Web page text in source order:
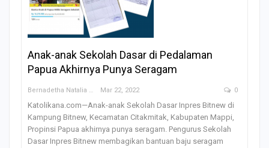
Anak-anak Sekolah Dasar di Pedalaman
Papua Akhirnya Punya Seragam
Bernadetha Natalia Saklil Mar 22, 2022 0
Katolikana.com—Anak-anak Sekolah Dasar Inpres Bitnew di
Kampung Bitnew, Kecamatan Citakmitak, Kabupaten Mappi,
Propinsi Papua akhirnya punya seragam. Pengurus Sekolah
Dasar Inpres Bitnew membagikan bantuan baju seragam